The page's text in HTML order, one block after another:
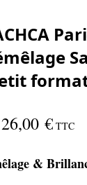
26,00 € TTC
&